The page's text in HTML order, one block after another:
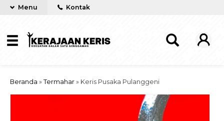
Menu Kontak
Beranda » Termahar » Keris Pusaka Pulanggeni